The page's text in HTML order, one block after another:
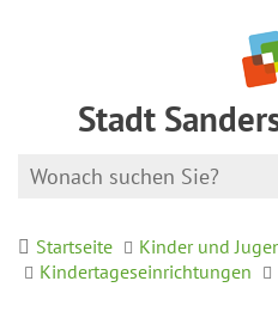
Stadt
Startseite
Kinder und
Kindertageseinrichtungen